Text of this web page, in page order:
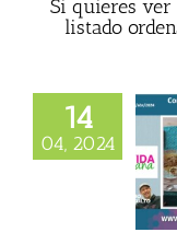
Si quieres ver
listado
14
04, 2024
familia y salud,
de
José Ojuelos en